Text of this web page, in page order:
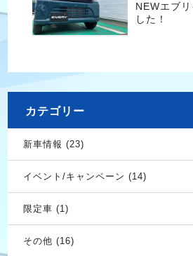
NEWエブ
した！
カテゴリー
新車情報 (23)
イベント/キャンペーン (14)
限定車 (1)
その他 (16)